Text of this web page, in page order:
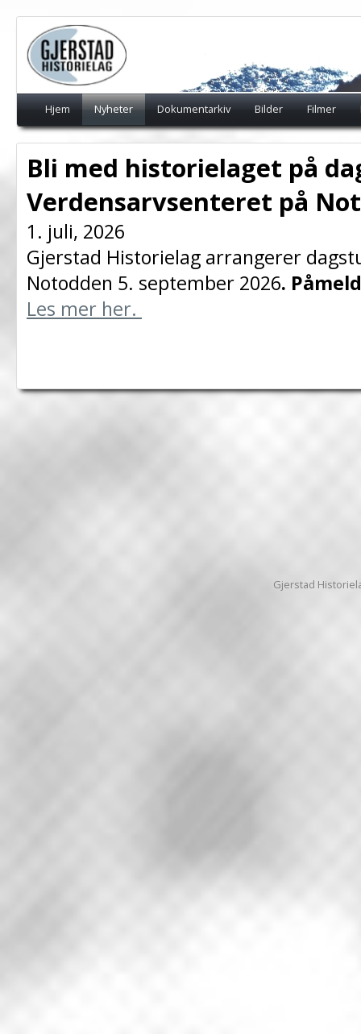
Hjem Nyheter Dokumentarkiv Bilder Filmer
Bli med historielaget på
Verdensarvsenteret på
1. juli, 2026
Gjerstad Historielag arrangerer
Notodden 5. september 2026.
Les mer her.
Gjerstad